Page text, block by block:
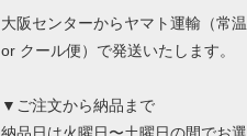
大阪センターからヤマト運輸（常温
or クール便）で発送いたします。
▼ご注文から納品まで
納品日は火曜日〜土曜日の間でお選